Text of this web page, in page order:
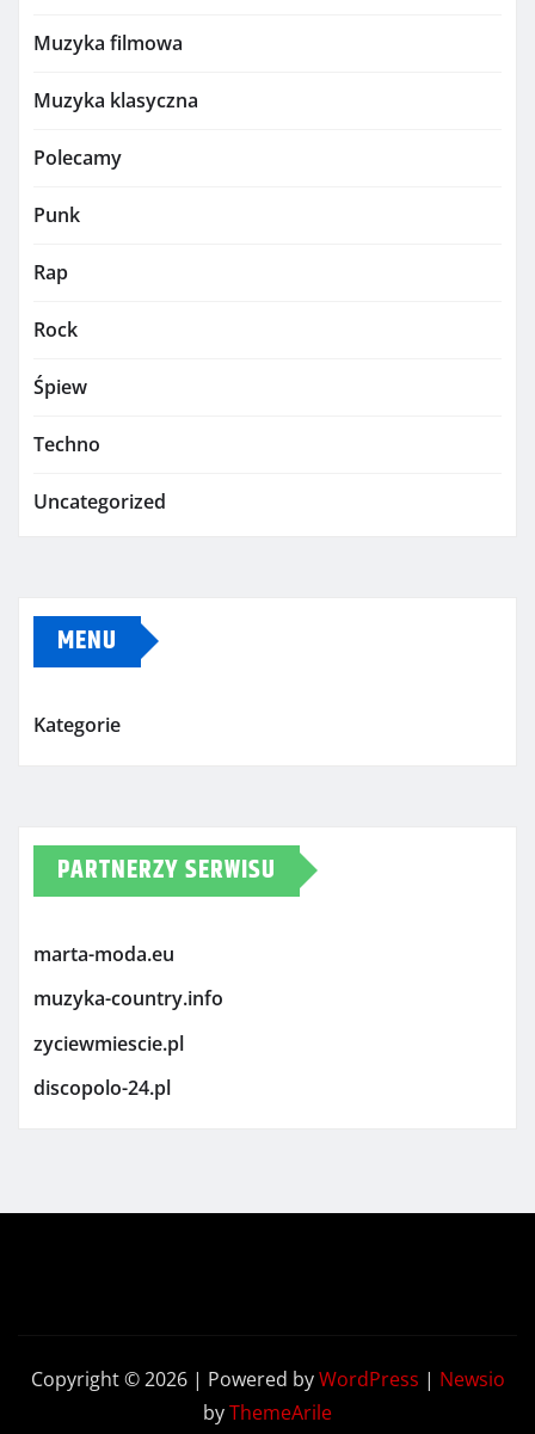
Muzyka filmowa
Muzyka klasyczna
Polecamy
Punk
Rap
Rock
Śpiew
Techno
Uncategorized
MENU
Kategorie
PARTNERZY SERWISU
marta-moda.eu
muzyka-country.info
zyciewmiescie.pl
discopolo-24.pl
Copyright © 2026 | Powered byWordPress | Newsio
byThemeArile